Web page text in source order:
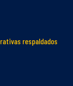
respaldados